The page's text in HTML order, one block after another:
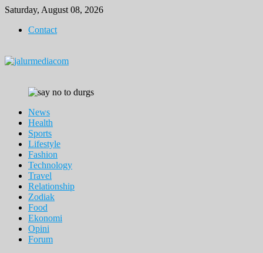
Skip
content
Saturday, August 08, 2026
Contact
News
Health
Sports
Lifestyle
Fashion
Technology
Travel
Relationship
Zodiak
Food
Ekonomi
Opini
Forum